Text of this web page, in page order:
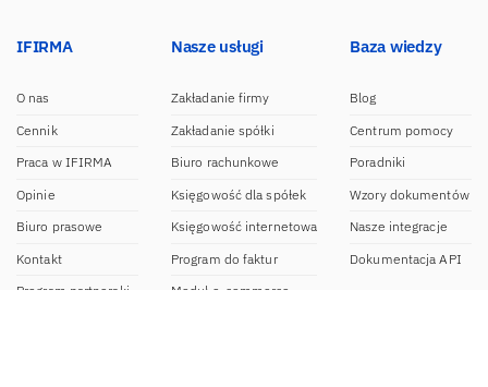
IFIRMA
O nas
Cennik
Praca w IFIRMA
Opinie
Biuro prasowe
Kontakt
Program partnerski
Nasze usługi
Zakładanie firmy
Zakładanie spółki
Biuro rachunkowe
Księgowość dla spółek
Księgowość internetowa
Program do faktur
Moduł e-commerce
Baza wiedzy
Blog
Centrum pomocy
Poradniki
Wzory dokumentów
Nasze integracje
Dokumentacja API